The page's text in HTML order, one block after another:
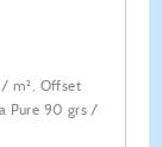
m², Offset
Pure 90 grs /